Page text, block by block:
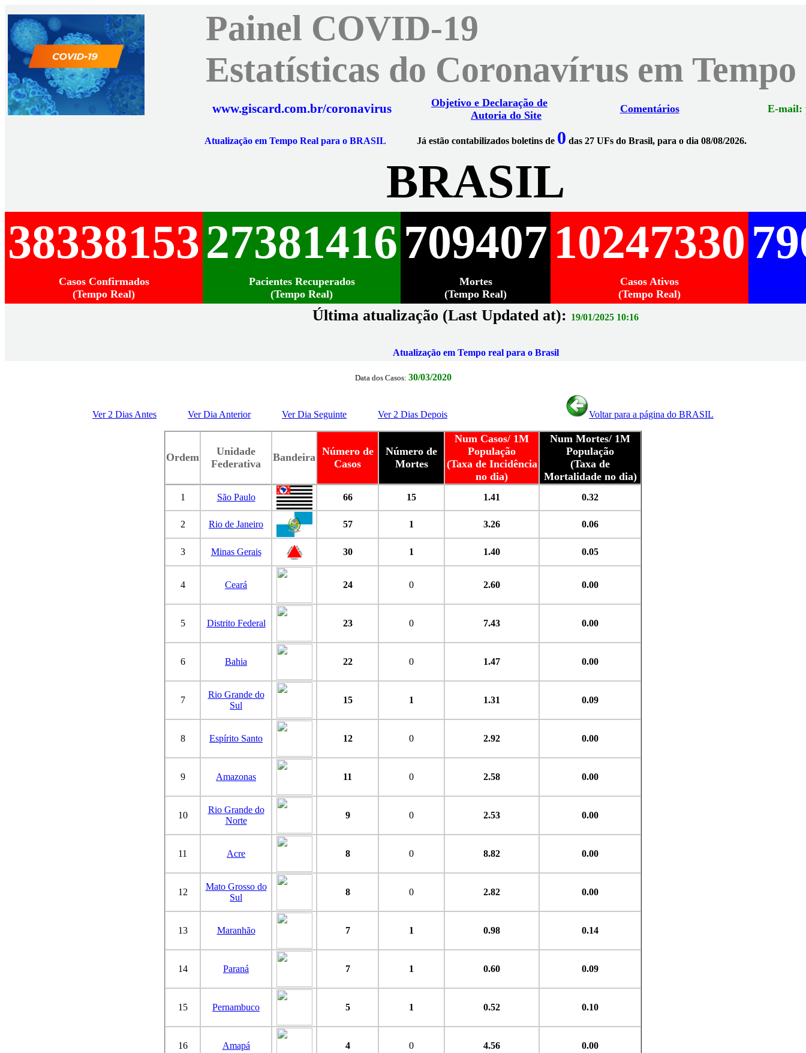
Painel COVID-19
Estatísticas do Coronavírus em Tempo
www.giscard.com.br/coronavirus
Objetivo e Declaração de
Autoria do Site
Comentários E-mail:
Atualização em Tempo Real para o BRASIL Já estão contabilizados boletins de 0 das 27 UFs do Brasil, para o dia 08/08/2026.
BRASIL
3833815327381416709407 10247330
Casos Confirmados
(Tempo Real)
Pacientes Recuperados
(Tempo Real)
Mortes
(Tempo Real)
Casos Ativos
(Tempo Real)
Última atualização (Last Updated at): 19/01/2025 10:16
Atualização em Tempo real para o Brasil
Data dos Casos: 30/03/2020
Ver 2 Dias Antes Ver Dia Anterior Ver Dia Seguinte Ver 2 Dias Depois Voltar para a página do BRASIL
Ordem
Unidade
Federativa
Bandeira Número de
Casos
Número de
Mortes
Num Casos/ 1M
População
(Taxa de Incidência
no dia)
Num Mortes/ 1M
População
(Taxa de
Mortalidade no dia)
1 São Paulo 66 15 1.41 0.32
2 Rio de Janeiro 57 1 3.26 0.06
3 Minas Gerais 30 1 1.40 0.05
4 Ceará 24 0 2.60 0.00
5 Distrito Federal 23 0 7.43 0.00
6 Bahia 22 0 1.47 0.00
7
Rio Grande do
Sul
15 1 1.31 0.09
8 Espírito Santo 12 0 2.92 0.00
9 Amazonas 11 0 2.58 0.00
10
Rio Grande do
Norte
9 0 2.53 0.00
11 Acre 8 0 8.82 0.00
12
Mato Grosso do
Sul
8 0 2.82 0.00
13 Maranhão 7 1 0.98 0.14
14 Paraná 7 1 0.60 0.09
15 Pernambuco 5 1 0.52 0.10
16 Amapá 4 0 4.56 0.00